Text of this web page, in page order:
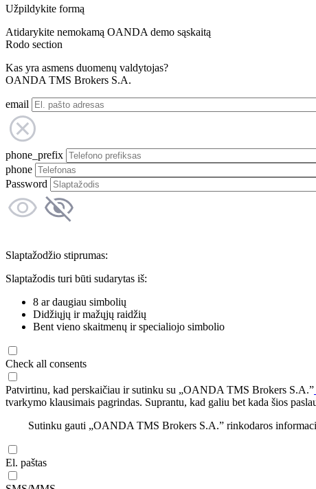
Užpildykite formą
Atidarykite nemokamą OANDA demo sąskaitą
Rodo section
Kas yra asmens duomenų valdytojas?
OANDA TMS Brokers S.A.
email
phone_prefix
phone
Password
Slaptažodžio stiprumas:
Slaptažodis turi būti sudarytas iš:
8 ar daugiau simbolių
Didžiųjų ir mažųjų raidžių
Bent vieno skaitmenų ir specialiojo simbolio
Check all consents
Patvirtinu, kad perskaičiau ir sutinku su „OANDA TMS Brokers S.A.”
tvarkymo klausimais pagrindas. Suprantu, kad galiu bet kada šios
Sutinku gauti „OANDA TMS Brokers S.A.” rinkodaros
El. paštas